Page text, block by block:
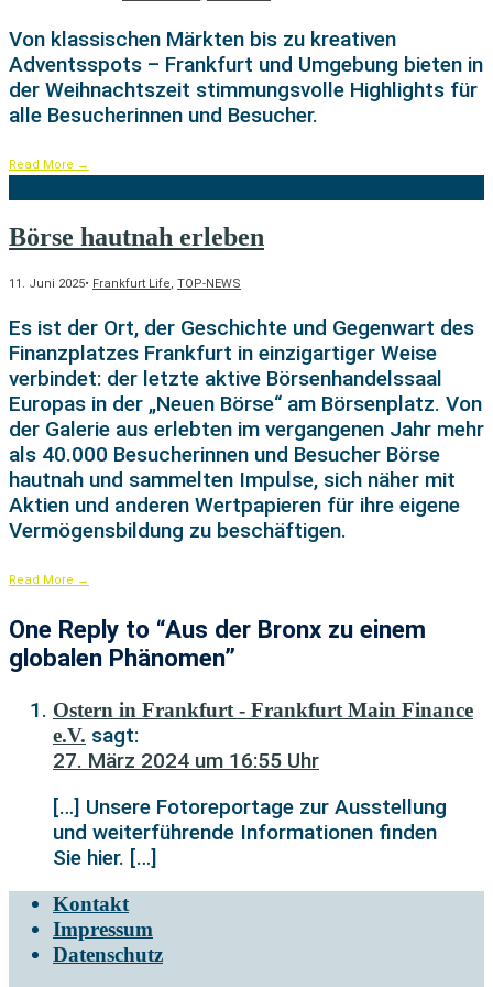
Von klassischen Märkten bis zu kreativen
Adventsspots – Frankfurt und Umgebung bieten in
der Weihnachtszeit stimmungsvolle Highlights für
alle Besucherinnen und Besucher.
Read More →
Börse hautnah erleben
11. Juni 2025• Frankfurt Life, TOP-NEWS
Es ist der Ort, der Geschichte und Gegenwart des
Finanzplatzes Frankfurt in einzigartiger Weise
verbindet: der letzte aktive Börsenhandelssaal
Europas in der „Neuen Börse“ am Börsenplatz. Von
der Galerie aus erlebten im vergangenen Jahr mehr
als 40.000 Besucherinnen und Besucher Börse
hautnah und sammelten Impulse, sich näher mit
Aktien und anderen Wertpapieren für ihre eigene
Vermögensbildung zu beschäftigen.
Read More →
One Reply to “Aus der Bronx zu einem
globalen Phänomen”
Ostern in Frankfurt - Frankfurt Main Finance
e.V. sagt:
27. März 2024 um 16:55 Uhr
[…] Unsere Fotoreportage zur Ausstellung
und weiterführende Informationen finden
Sie hier. […]
Kontakt
Impressum
Datenschutz